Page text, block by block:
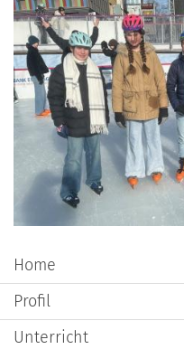
Home
Profil
Unterricht